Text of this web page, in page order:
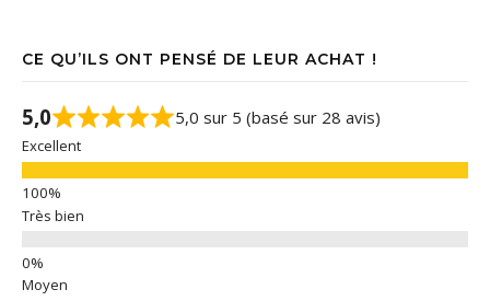
CE QU’ILS ONT PENSÉ DE LEUR ACHAT !
5,0 5,0 sur 5 (basé sur 28 avis)
Excellent
Très bien
Moyen